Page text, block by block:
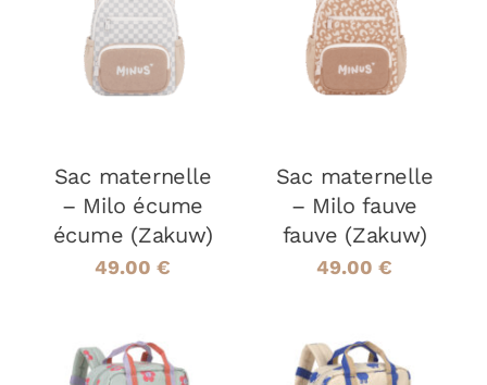
AJOUTER AU
PANIER
/
DÉTAILS
Sac maternelle
– Milo écume
écume (Zakuw)
49.00 €
AJOUTER AU
PANIER
/
DÉTAILS
Sac maternelle
– Milo fauve
fauve (Zakuw)
49.00 €